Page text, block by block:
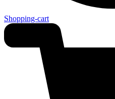
Shopping-cart